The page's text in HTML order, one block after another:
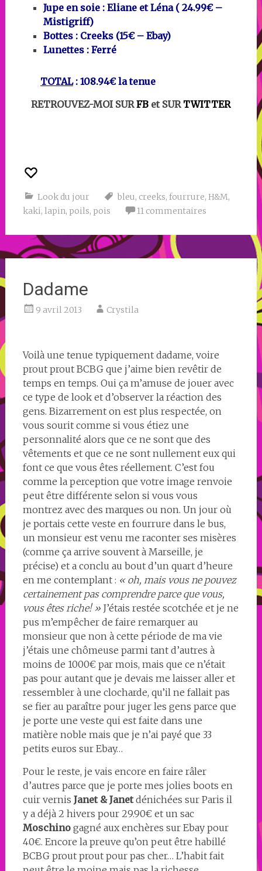
Jupe en soie : Eliane et Léna ( 24.99€ –
Mistigriff)
Bottes : Creeks (15€ – Ebay)
Lunettes : Ferré
TOTAL: 108.94€ la tenue
RETROUVEZ-MOI SUR FB et SUR TWITTER
Look du jour bleu, creeks, fourrure, H&M,
kaki, lapin, poils, pois 11 commentaires
Dadame
9 avril 2013 Crystila
Voilà une tenue typiquement dadame, voire
prout prout BCBG que j’aime bien revêtir de
temps en temps. Oui ça m’amuse de jouer avec
ce type de look et d’observer la réaction des
gens. Bizarrement on est plus respectée, on
vous sourit comme si vous étiez une
personnalité alors que ce ne sont que des
vêtements et que ce ne sont nullement eux qui
font ce que vous êtes réellement. C’est fou
comme la perception que votre image renvoie
peut être différente selon si vous vous
montrez avec des marques ou non. Un jour où
je portais cette veste en fourrure dans le bus,
un monsieur est venu me raconter ses misères
(comme ça arrive souvent à Marseille, je
précise) et a conclu au bout d’un quart d’heure
en me contemplant : « oh, mais vous ne pouvez
certainement pas comprendre parce que vous,
vous êtes riche! »J’étais restée scotchée et je ne
pus m’empêcher de faire remarquer au
monsieur que non à cette période de ma vie
j’étais une chômeuse parmi tant d’autres à
moins de 1000€ par mois, mais que ce n’était
pas pour autant que je devais me laisser aller et
ressembler à une clocharde, qu’il ne fallait pas
se fier au paraître pour juger les gens parce que
je porte une veste qui est faite dans une
matière noble mais que je n’ai payé que 33
petits euros sur Ebay…
Pour le reste, je vais encore en faire râler
d’autres parce que je porte mes jolies boots en
cuir vernis Janet & Janetdénichées sur Paris il
y a déjà 2 hivers pour 29.90€ et un sac
Moschinogagné aux enchères sur Ebay pour
40€. Encore la preuve qu’on peut être habillé
BCBG prout prout pour pas cher… L’habit fait